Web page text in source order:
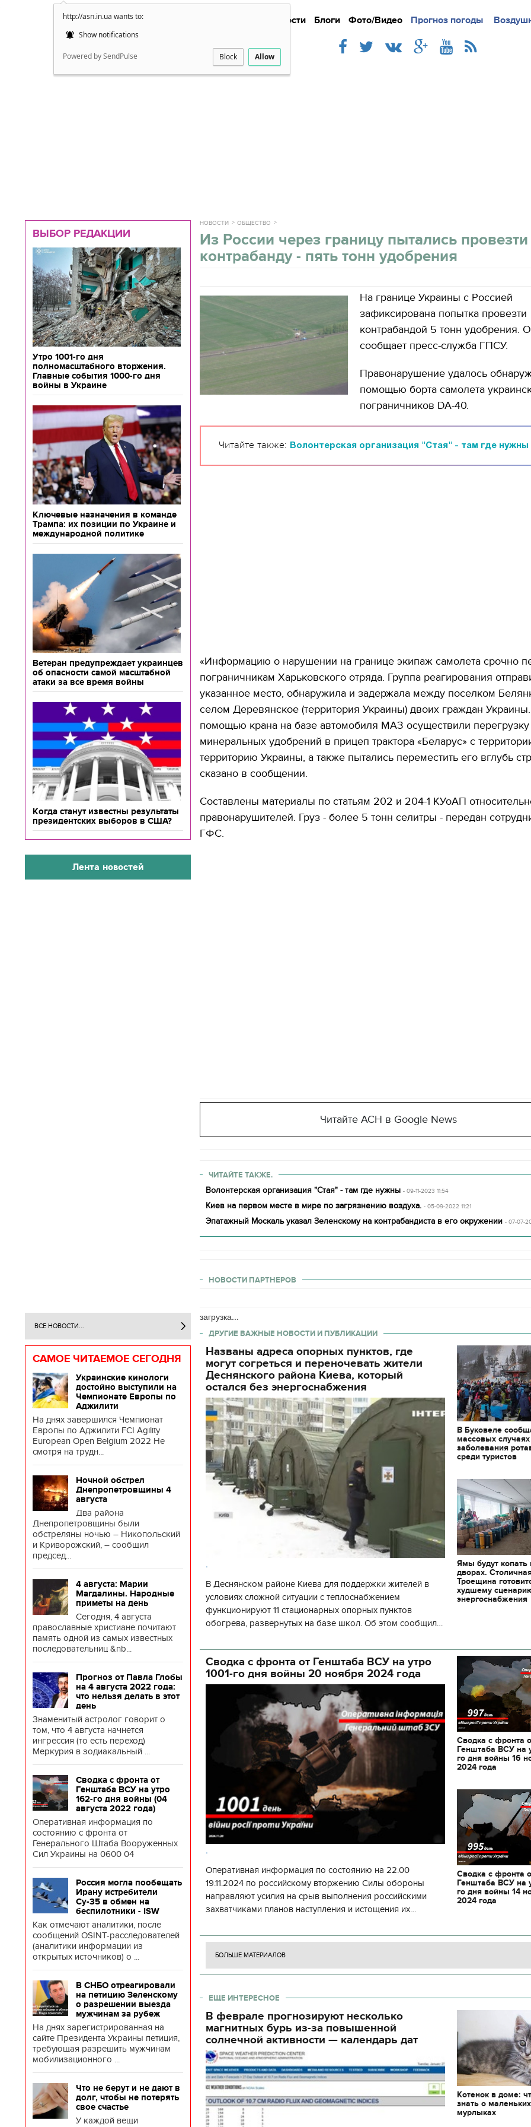
http://asn.in.ua wants to:
Show notifications
Powered by SendPulse Block Allow
Новости Блоги Фото/Видео Прогноз погоды
Подробно Новости
ВЫБОР РЕДАКЦИИ
Утро 1001-го дня
полномасштабного вторжения.
Главные события 1000-го дня
войны в Украине
Ключевые назначения в команде
Трампа: их позиции по Украине и
международной политике
Ветеран предупреждает украинцев
об опасности самой масштабной
атаки за все время войны
Когда станут известны результаты
президентских выборов в США?
Лента новостей
ВСЕ НОВОСТИ...
САМОЕ ЧИТАЕМОЕ СЕГОДНЯ
Украинские кинологи
достойно выступили на
Чемпионате Европы по
Аджилити
На днях завершился Чемпионат
Европы по Аджилити FCI Agility
European Open Belgium 2022 Не
смотря на трудн...
Ночной обстрел
Днепропетровщины 4
августа
Два района
Днепропетровщины были
обстреляны ночью – Никопольский
и Криворожский, – сообщил
председ...
4 августа: Марии
Магдалины. Народные
приметы на день
Сегодня, 4 августа
православные христиане почитают
память одной из самых известных
последовательниц &nb...
Прогноз от Павла Глобы
на 4 августа 2022 года:
что нельзя делать в этот
день
Знаменитый астролог говорит о
том, что 4 августа начнется
ингрессия (то есть переход)
Меркурия в зодиакальный ...
Сводка с фронта от
Генштаба ВСУ на утро
162-го дня войны (04
августа 2022 года)
Оперативная информация по
состоянию с фронта от
Генерального Штаба Вооруженных
Сил Украины на 0600 04
Россия могла пообещать
Ирану истребители
Су-35 в обмен на
беспилотники - ISW
Как отмечают аналитики, после
сообщений OSINT-расследователей
(аналитики информации из
открытых источников) о ...
В СНБО отреагировали
на петицию Зеленскому
о разрешении выезда
мужчинам за рубеж
На днях зарегистрированная на
сайте Президента Украины петиция,
требующая разрешить мужчинам
мобилизационного ...
Что не берут и не дают в
долг, чтобы не потерять
свое счастье
У каждой вещи
НОВОСТИ ОБЩЕСТВО
Из России через границу пытались провезти
контрабанду - пять тонн удобрения
На границе Украины с Россией
зафиксирована попытка провезти
контрабандой 5 тонн удобрения.
сообщает пресс-служба ГПСУ.
Правонарушение удалось
помощью борта самолета
пограничников DA-40.
Читайте также: Волонтерская организация "Стая" - там где нужны
«Информацию о нарушении на границе экипаж самолета срочно
пограничникам Харьковского отряда. Группа реагирования
указанное место, обнаружила и задержала между поселком
селом Деревянское (территория Украины) двоих граждан
помощью крана на базе автомобиля МАЗ осуществили перегрузку
минеральных удобрений в прицеп трактора «Беларус» с
территорию Украины, а также пытались переместить его вглубь
сказано в сообщении.
Составлены материалы по статьям 202 и 204-1 КУоАП
правонарушителей. Груз - более 5 тонн селитры - передан
ГФС.
Читайте АСН в Google News
ЧИТАЙТЕ ТАКЖЕ.
Волонтерская организация "Стая" - там где нужны - 09-11-2023 11:54
Киев на первом месте в мире по загрязнению воздуха. - 05-09-2022 11:21
Эпатажный Москаль указал Зеленскому на контрабандиста в его окружении - 07-07-
НОВОСТИ ПАРТНЕРОВ
загрузка...
ДРУГИЕ ВАЖНЫЕ НОВОСТИ И ПУБЛИКАЦИИ
Названы адреса опорных пунктов, где
могут согреться и переночевать жители
Деснянского района Киева, который
остался без энергоснабжения
.
В Деснянском районе Киева для поддержки жителей в
условиях сложной ситуации с теплоснабжением
функционируют 11 стационарных опорных пунктов
обогрева, развернутых на базе школ. Об этом сообщил
государственной а
В Буковеле
массовых случаях
заболевания
среди туристов
Ямы будут копать
дворах.
Троещина
худшему
энергоснабжения
Сводка с фронта от Генштаба ВСУ на утро
1001-го дня войны 20 ноября 2024 года
.
Оперативная информация по состоянию на 22.00
19.11.2024 по российскому вторжению Силы обороны
направляют усилия на срыв выполнения российскими
захватчиками планов наступления и истощения их
боевых ст
Сводка с фронта
Генштаба ВСУ на
го дня войны 16
2024 года
Сводка с фронта
Генштаба ВСУ на
го дня войны 14
2024 года
БОЛЬШЕ МАТЕРИАЛОВ
ЕЩЕ ИНТЕРЕСНОЕ
В феврале прогнозируют несколько
магнитных бурь из-за повышенной
солнечной активности — календарь дат
Котенок в доме:
знать о маленьких
мурлыках
11.10.2017 | 16:22
Времена Руси: как
декорации к фильму